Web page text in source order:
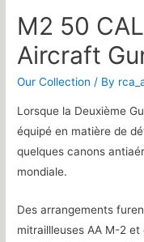
M2 50
Aircraft
Our Collection / By
Lorsque la Deuxième
équipé en matière de
quelques canons
mondiale.
Des arrangements
mitraillleuses AA M-2